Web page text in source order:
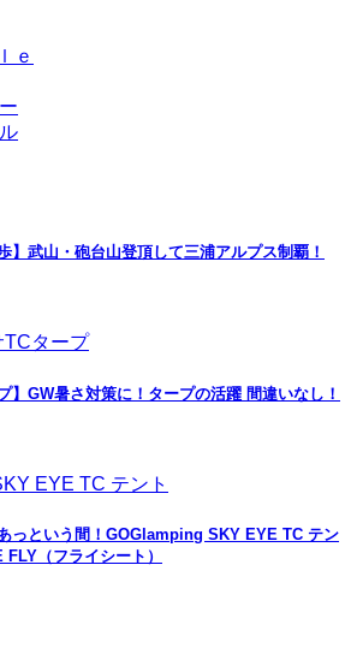
ｅ
】武山・砲台山登頂して三浦アルプス制覇！
】GW暑さ対策に！タープの活躍 間違いなし！
っという間！GOGlamping SKY EYE TC テン
FLY（フライシート）